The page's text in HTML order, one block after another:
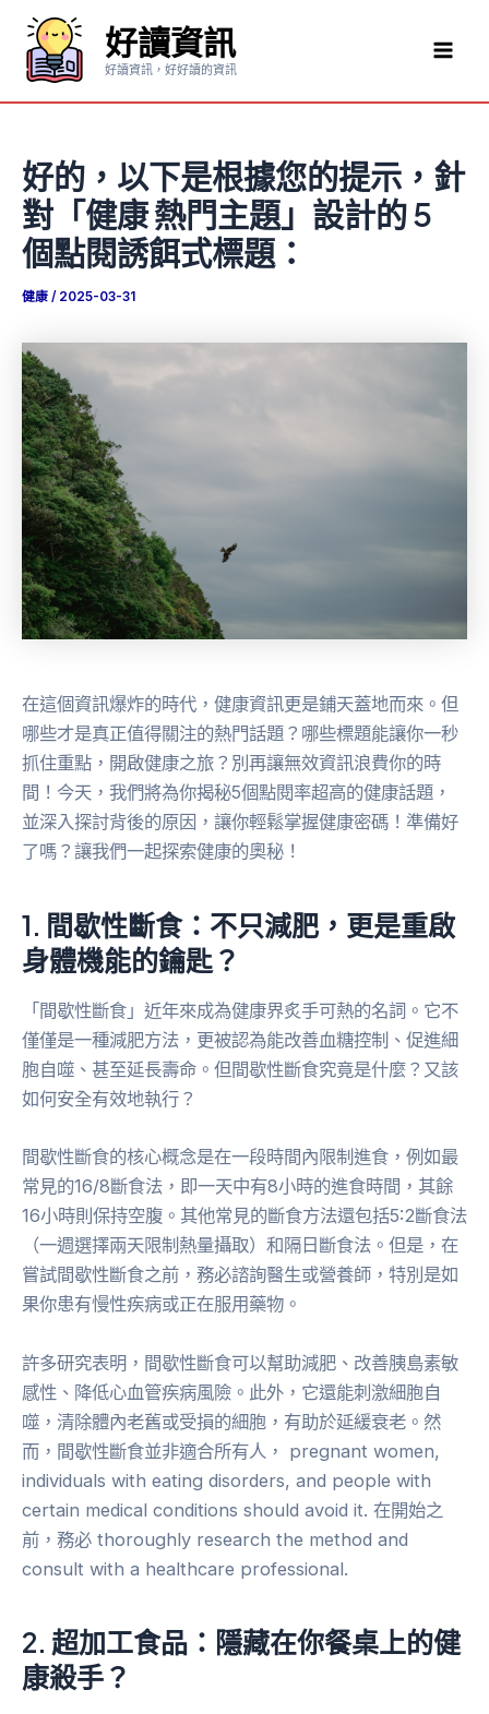
要
好讀資訊
好讀資訊，好好讀的資訊
好的，以下是根據您的提示，針
對「健康 熱門主題」設計的 5
個點閱誘餌式標題：
健康 / 2025-03-31
在這個資訊爆炸的時代，健康資訊更是鋪天蓋地而來。但
哪些才是真正值得關注的熱門話題？哪些標題能讓你一秒
抓住重點，開啟健康之旅？別再讓無效資訊浪費你的時
間！今天，我們將為你揭秘5個點閱率超高的健康話題，
並深入探討背後的原因，讓你輕鬆掌握健康密碼！準備好
了嗎？讓我們一起探索健康的奧秘！
1. 間歇性斷食：不只減肥，更是重啟
身體機能的鑰匙？
「間歇性斷食」近年來成為健康界炙手可熱的名詞。它不
僅僅是一種減肥方法，更被認為能改善血糖控制、促進細
胞自噬、甚至延長壽命。但間歇性斷食究竟是什麼？又該
如何安全有效地執行？
間歇性斷食的核心概念是在一段時間內限制進食，例如最
常見的16/8斷食法，即一天中有8小時的進食時間，其餘
16小時則保持空腹。其他常見的斷食方法還包括5:2斷食法
（一週選擇兩天限制熱量攝取）和隔日斷食法。但是，在
嘗試間歇性斷食之前，務必諮詢醫生或營養師，特別是如
果你患有慢性疾病或正在服用藥物。
許多研究表明，間歇性斷食可以幫助減肥、改善胰島素敏
感性、降低心血管疾病風險。此外，它還能刺激細胞自
噬，清除體內老舊或受損的細胞，有助於延緩衰老。然
而，間歇性斷食並非適合所有人， pregnant women,
individuals with eating disorders, and people with
certain medical conditions should avoid it. 在開始之
前，務必 thoroughly research the method and
consult with a healthcare professional.
2. 超加工食品：隱藏在你餐桌上的健
康殺手？